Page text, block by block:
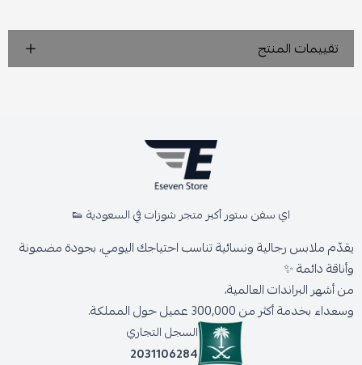
تقييمات المنتج
اي سفن ستور أكبر متجر شوزات في السعودية 👟
يقدّم ملابس رجالية ونسائية تناسب احتياجك اليومي، بجودة مضمونة
وأناقة دائمة ✨
من أشهر البراندات العالمية،
وسعداء بخدمة أكثر من 300,000 عميل حول المملكة.
السجل التجاري
2031106284